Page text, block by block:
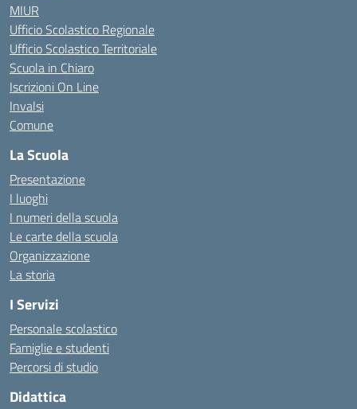
MIUR
Ufficio Scolastico Regionale
Ufficio Scolastico Territoriale
Scuola in Chiaro
Iscrizioni On Line
Invalsi
Comune
La Scuola
Presentazione
I luoghi
I numeri della scuola
Le carte della scuola
Organizzazione
La storia
I Servizi
Personale scolastico
Famiglie e studenti
Percorsi di studio
Didattica